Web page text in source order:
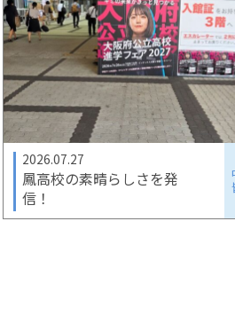
2026.07.27
鳳高校の素晴らしさを発
信！